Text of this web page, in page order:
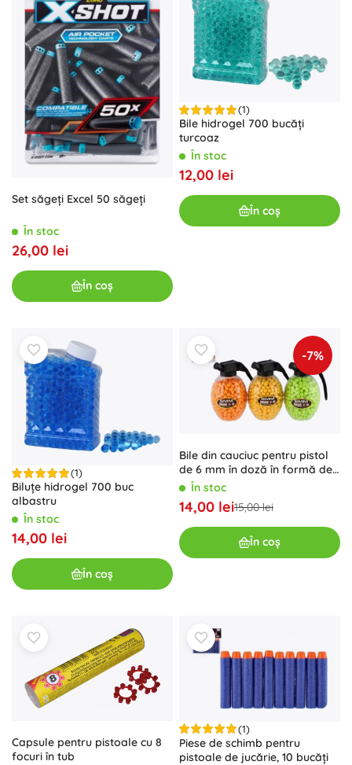
Set săgeți Excel 50 săgeți
În stoc
26,00 lei
În coș
(1)
Bile hidrogel 700 bucăți
turcoaz
În stoc
12,00 lei
În coș
(1)
Biluțe hidrogel 700 buc
albastru
În stoc
14,00 lei
În coș
-7%
Bile din cauciuc pentru pistol
de 6 mm în doză în formă de
grenadă (800 buc., 3 culori)
În stoc
14,00 lei15,00 lei
În coș
Capsule pentru pistoale cu 8
focuri în tub
(1)
Piese de schimb pentru
pistoale de jucărie, 10 bucăți